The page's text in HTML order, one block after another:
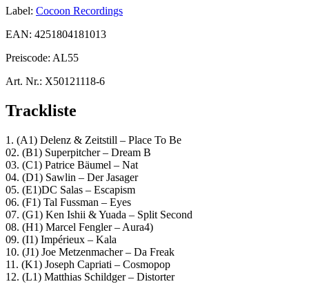
Label: Cocoon Recordings
EAN: 4251804181013
Preiscode: AL55
Art. Nr.: X50121118-6
Trackliste
1. (A1) Delenz & Zeitstill – Place To Be
02. (B1) Superpitcher – Dream B
03. (C1) Patrice Bäumel – Nat
04. (D1) Sawlin – Der Jasager
05. (E1)DC Salas – Escapism
06. (F1) Tal Fussman – Eyes
07. (G1) Ken Ishii & Yuada – Split Second
08. (H1) Marcel Fengler – Aura4)
09. (I1) Impérieux – Kala
10. (J1) Joe Metzenmacher – Da Freak
11. (K1) Joseph Capriati – Cosmopop
12. (L1) Matthias Schildger – Distorter